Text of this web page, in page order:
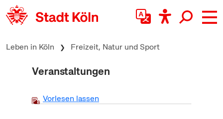
zum Inhalt springen
Leben in Köln Freizeit, Natur und Sport
Veranstaltungen
Vorlesen lassen